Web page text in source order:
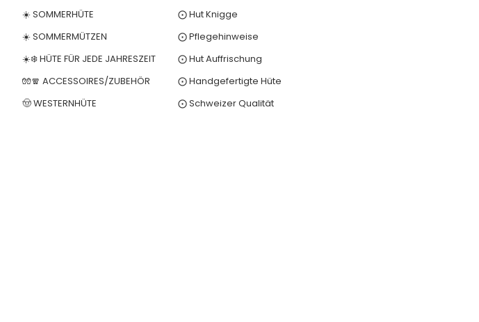
☀️ SOMMERHÜTE
☀️ SOMMERMÜTZEN
☀️❄️ HÜTE FÜR JEDE JAHRESZEIT
🧤🧣 ACCESSOIRES/ZUBEHÖR
🤠 WESTERNHÜTE
⨀ Hut Knigge
⨀ Pflegehinweise
⨀ Hut Auffrischung
⨀ Handgefertigte Hüte
⨀ Schweizer Qualität